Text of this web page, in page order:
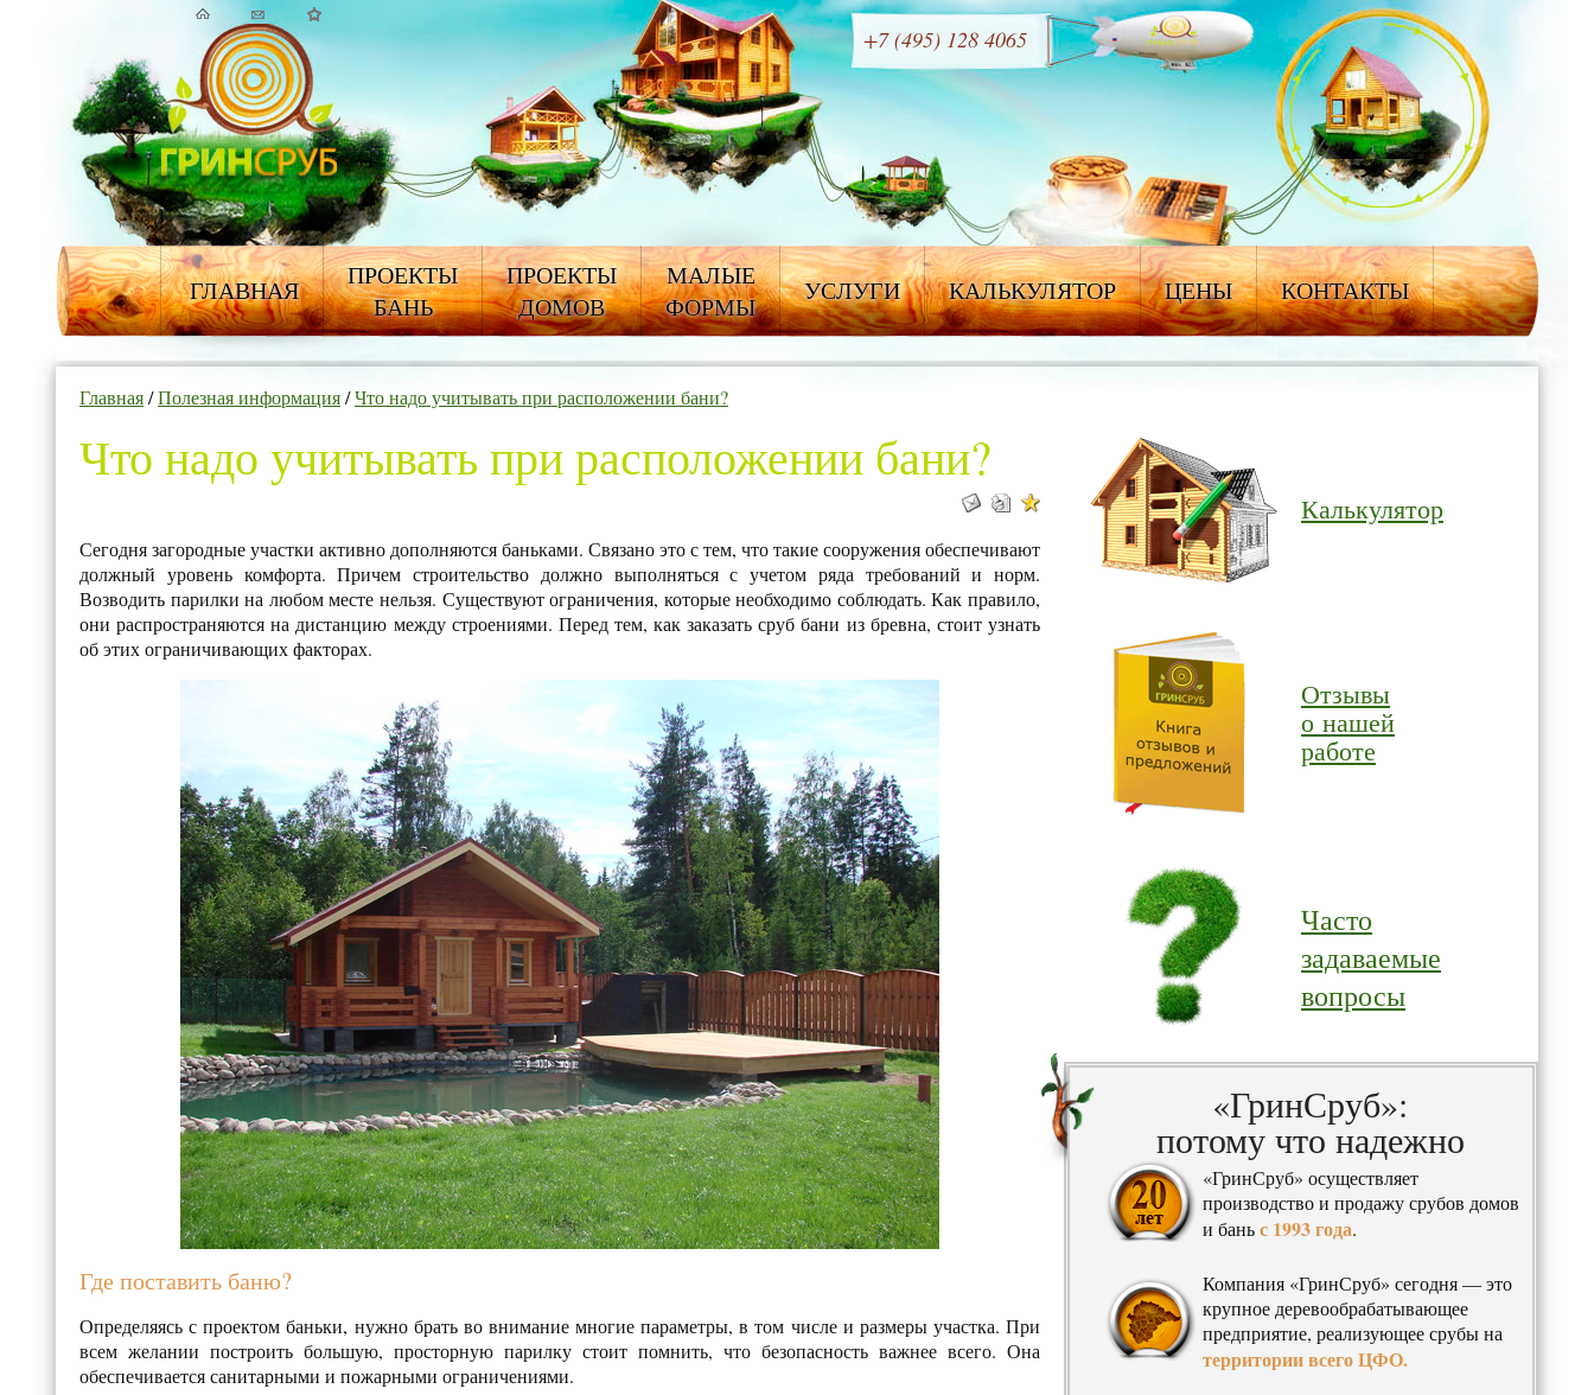
+7 (495) 128 4065
ГЛАВНАЯ
ПРОЕКТЫ
БАНЬ
ПРОЕКТЫ
ДОМОВ
МАЛЫЕ
ФОРМЫ
УСЛУГИ КАЛЬКУЛЯТОР ЦЕНЫ КОНТАКТЫ
Главная/Полезная информация/Что надо учитывать при расположении бани?
Что надо учитывать при расположении бани?
Сегодня загородные участки активно дополняются баньками. Связано это с тем, что такие сооружения обеспечивают
должный уровень комфорта. Причем строительство должно выполняться с учетом ряда требований и норм.
Возводить парилки на любом месте нельзя. Существуют ограничения, которые необходимо соблюдать. Как правило,
они распространяются на дистанцию между строениями. Перед тем, как заказать сруб бани из бревна, стоит узнать
об этих ограничивающих факторах.
Где поставить баню?
Определяясь с проектом баньки, нужно брать во внимание многие параметры, в том числе и размеры участка. При
всем желании построить большую, просторную парилку стоит помнить, что безопасность важнее всего. Она
обеспечивается санитарными и пожарными ограничениями.
Калькулятор
Отзывы
о нашей
работе
Часто
задаваемые
вопросы
«ГринСруб»:
потому что надежно
«ГринСруб» осуществляет
производство и продажу срубов домов
и баньс 1993 года.
Компания «ГринСруб» сегодня — это
крупное деревообрабатывающее
предприятие, реализующее срубы на
территории всего ЦФО.